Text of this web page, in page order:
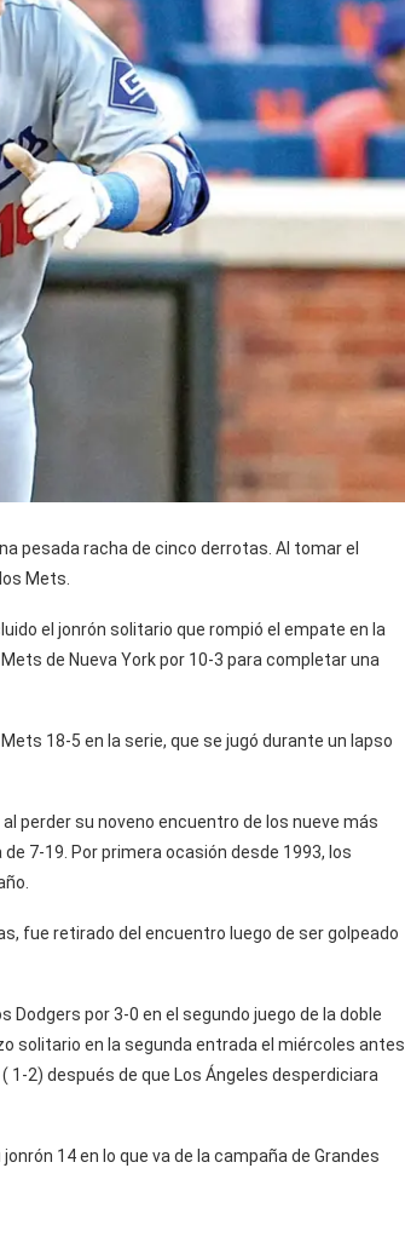
pesada racha de cinco derrotas. Al tomar el
Mets.
el jonrón solitario que rompió el empate en la
de Nueva York por 10-3 para completar una
18-5 en la serie, que se jugó durante un lapso
perder su noveno encuentro de los nueve más
7-19. Por primera ocasión desde 1993, los
fue retirado del encuentro luego de ser golpeado
por 3-0 en el segundo juego de la doble
solitario en la segunda entrada el miércoles antes
2) después de que Los Ángeles desperdiciara
14 en lo que va de la campaña de Grandes